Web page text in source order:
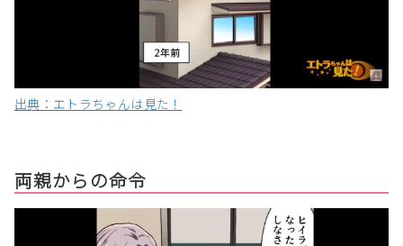
出典：エトラちゃんは見た！
両親からの命令